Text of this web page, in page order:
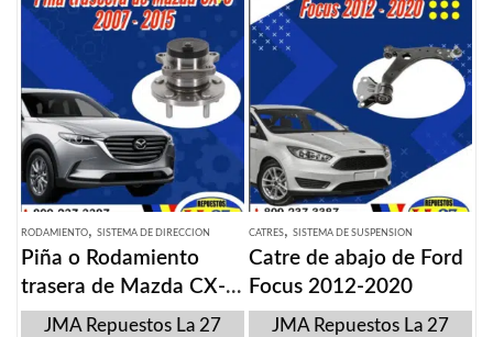
RODAMIENTO, SISTEMA DE DIRECCION
Piña o Rodamiento
trasera de Mazda CX-9
2007-2015
JMA Repuestos La 27
CATRES, SISTEMA DE SUSPENSION
Catre de abajo de Ford
Focus 2012-2020
JMA Repuestos La 27